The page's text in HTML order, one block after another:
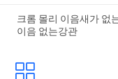
크롬 몰리 이음새가 없
이음 없는강관